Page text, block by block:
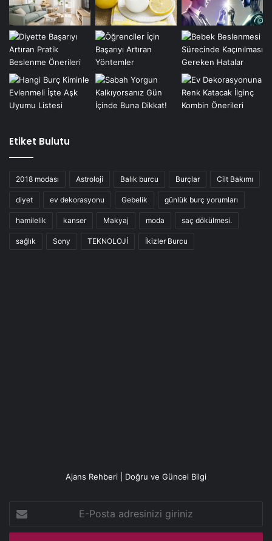
Etiket Bulutu
2018 modası Astroloji Balık burcu Burçlar Cilt Bakımı
diyet ev dekorasyonu Gebelik günlük burç yorumları
hamilelik kanser Makyaj moda saç dökülmesi.
sağlık Sony TEKNOLOJİ İkizler Burcu
Ajans Rehberi | Doğru ve Güncel Bilgi
Posta
adresinizi